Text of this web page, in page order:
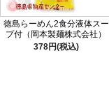
徳島らーめん2食分液体スー
プ付（岡本製麺株式会社）
378円(税込)